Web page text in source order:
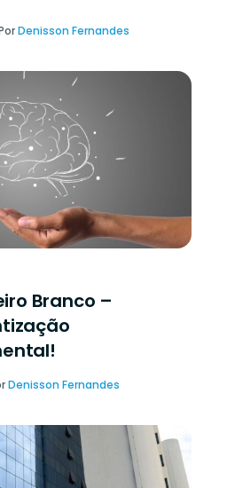
Denisson Fernandes
Branco –
Denisson Fernandes